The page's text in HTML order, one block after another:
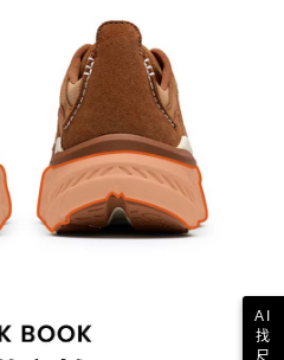
AI
找
尺